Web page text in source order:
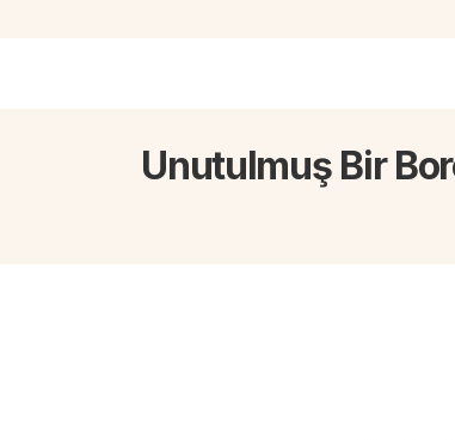
Unutulmuş Bir